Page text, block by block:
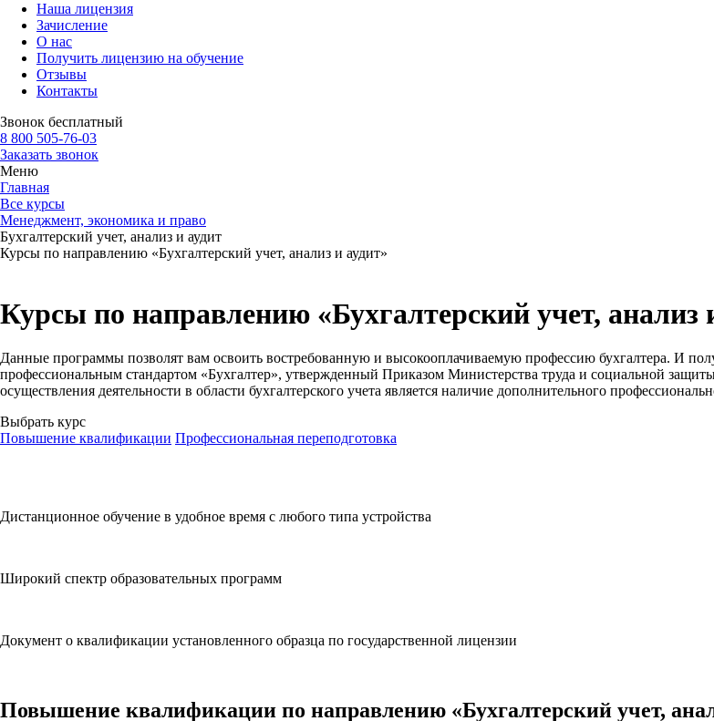
Наша лицензия
Зачисление
О нас
Получить лицензию на обучение
Отзывы
Контакты
Звонок бесплатный
8 800 505-76-03
Заказать звонок
Меню
Главная
Все курсы
Менеджмент, экономика и право
Бухгалтерский учет, анализ и аудит
Курсы по направлению «Бухгалтерский учет, анализ и аудит»
Курсы по направлению «Бухгалтерский учет, анализ
Данные программы позволят вам освоить востребованную и высокооплачиваемую профессию бухгалтера. И
профессиональным стандартом «Бухгалтер», утвержденный Приказом Министерства труда и социальной
осуществления деятельности в области бухгалтерского учета является наличие дополнительного
Выбрать курс
Повышение квалификации Профессиональная переподготовка
Дистанционное обучение в удобное время с любого типа устройства
Широкий спектр образовательных программ
Документ о квалификации установленного образца по государственной лицензии
Повышение квалификации по направлению «Бухгалтерский учет,